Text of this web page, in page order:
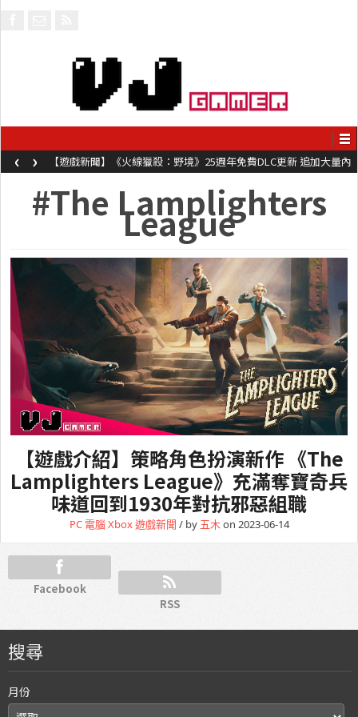
【遊戲新聞】《火線獵殺：野境》25週年免費DLC更新 追加大量內
容同時系舊作限時超平價折扣
‹ ›
#The Lamplighters
League
【遊戲介紹】策略角色扮演新作 《The
Lamplighters League》充滿奪寶奇兵
味道回到1930年對抗邪惡組職
PC 電腦Xbox遊戲新聞 / by 五木on 2023-06-14
Facebook
RSS
搜尋
月份